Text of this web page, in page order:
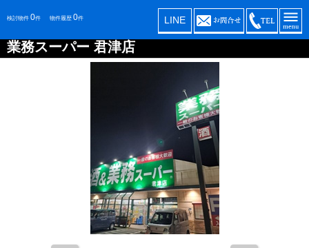
検討物件 0件 物件履歴 0件 LINE
業務スーパー 君津店